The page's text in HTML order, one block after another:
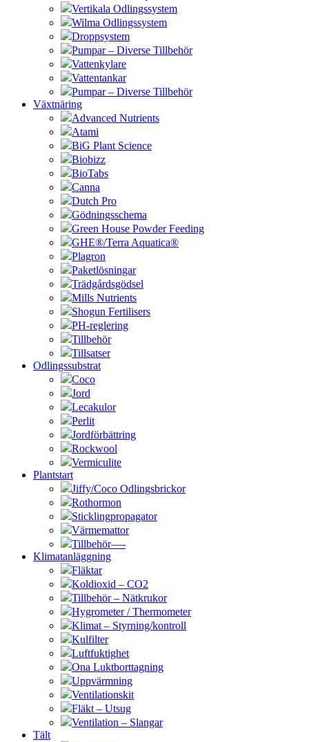
Vertikala Odlingssystem
Wilma Odlingssystem
Droppsystem
Pumpar – Diverse Tillbehör
Vattenkylare
Vattentankar
Pumpar – Diverse Tillbehör
Växtnäring
Advanced Nutrients
Atami
BiG Plant Science
Biobizz
BioTabs
Canna
Dutch Pro
Gödningsschema
Green House Powder Feeding
GHE®/Terra Aquatica®
Plagron
Paketlösningar
Trädgårdsgödsel
Mills Nutrients
Shogun Fertilisers
PH-reglering
Tillbehör
Tillsatser
Odlingssubstrat
Coco
Jord
Lecakulor
Perlit
Jordförbättring
Rockwool
Vermiculite
Plantstart
Jiffy/Coco Odlingsbrickor
Rothormon
Sticklingpropagator
Värmemattor
Tillbehör—-
Klimatanläggning
Fläktar
Koldioxid – CO2
Tillbehör – Nätkrukor
Hygrometer / Thermometer
Klimat – Styrning/kontroll
Kulfilter
Luftfuktighet
Ona Luktborttagning
Uppvärmning
Ventilationskit
Fläkt – Utsug
Ventilation – Slangar
Tält